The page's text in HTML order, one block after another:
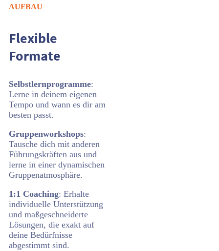
AUFBAU
Flexible
Formate
Selbstlernprogramme:
Lerne in deinem eigenen
Tempo und wann es dir am
besten passt.
Gruppenworkshops:
Tausche dich mit anderen
Führungskräften aus und
lerne in einer dynamischen
Gruppenatmosphäre.
1:1 Coaching: Erhalte
individuelle Unterstützung
und maßgeschneiderte
Lösungen, die exakt auf
deine Bedürfnisse
abgestimmt sind.